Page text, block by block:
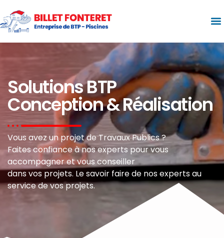
Solutions BTP
Conception & Réalisation
Vous avez un projet de Travaux Publics ?
Faites confiance à nos experts pour vous
accompagner et vous conseiller
dans vos projets. Le savoir faire de nos experts au
service de vos projets.